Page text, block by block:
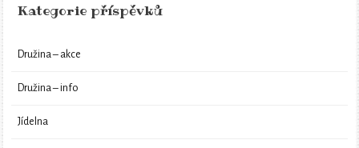
Kategorie příspěvků
Družina – akce
Družina – info
Jídelna